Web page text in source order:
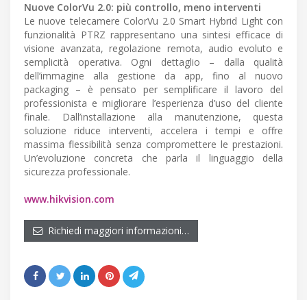
Nuove ColorVu 2.0: più controllo, meno interventi
Le nuove telecamere ColorVu 2.0 Smart Hybrid Light con
funzionalità PTRZ rappresentano una sintesi efficace di
visione avanzata, regolazione remota, audio evoluto e
semplicità operativa. Ogni dettaglio – dalla qualità
dell’immagine alla gestione da app, fino al nuovo
packaging – è pensato per semplificare il lavoro del
professionista e migliorare l’esperienza d’uso del cliente
finale. Dall’installazione alla manutenzione, questa
soluzione riduce interventi, accelera i tempi e offre
massima flessibilità senza compromettere le prestazioni.
Un’evoluzione concreta che parla il linguaggio della
sicurezza professionale.
www.hikvision.com
Richiedi maggiori informazioni…